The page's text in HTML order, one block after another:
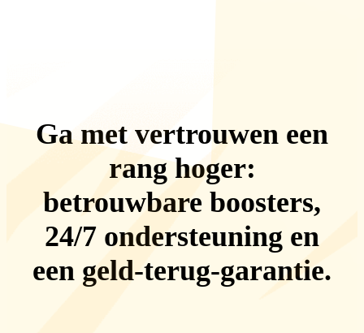
Ga met vertrouwen een
rang hoger:
betrouwbare boosters,
24/7 ondersteuning en
een geld-terug-garantie.